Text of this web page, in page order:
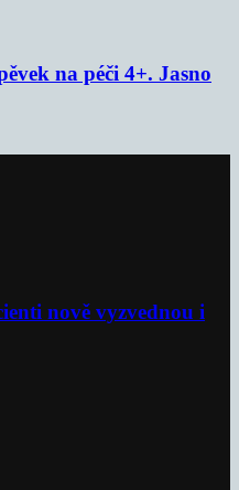
na péči 4+. Jasno
nově vyzvednou i